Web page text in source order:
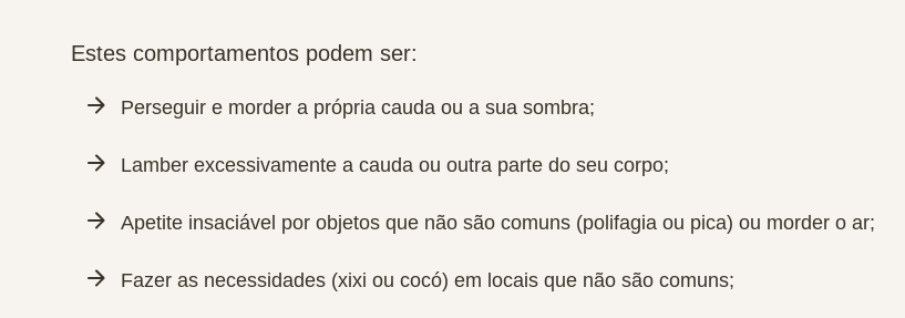
Estes comportamentos podem ser:
Perseguir e morder a própria cauda ou a sua sombra;
Lamber excessivamente a cauda ou outra parte do seu corpo;
Apetite insaciável por objetos que não são comuns (polifagia ou pica) ou morder o ar;
Fazer as necessidades (xixi ou cocó) em locais que não são comuns;